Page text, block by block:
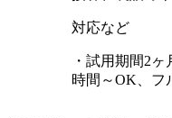
対応など
・試用期間2ヶ
時間～OK 、